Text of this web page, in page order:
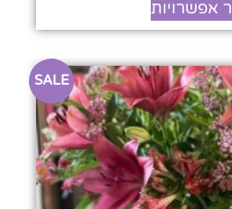
אפשרויות
SALE